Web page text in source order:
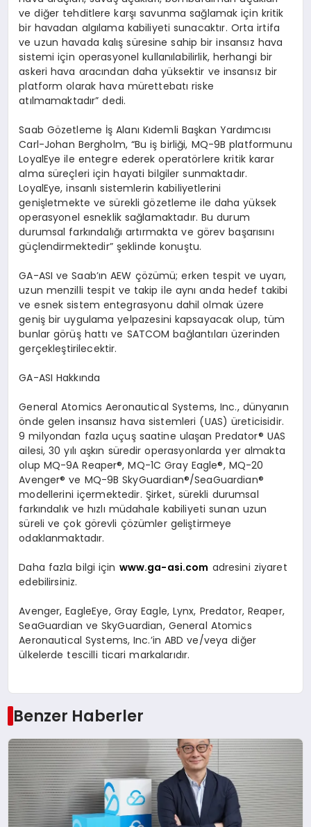
ve diğer tehditlere karşı savunma sağlamak için kritik
bir havadan algılama kabiliyeti sunacaktır. Orta irtifa
ve uzun havada kalış süresine sahip bir insansız hava
sistemi için operasyonel kullanılabilirlik, herhangi bir
askeri hava aracından daha yüksektir ve insansız bir
platform olarak hava mürettebatı riske
atılmamaktadır” dedi.
Saab Gözetleme İş Alanı Kıdemli Başkan Yardımcısı
Carl-Johan Bergholm, “Bu iş birliği, MQ-9B platformunu
LoyalEye ile entegre ederek operatörlere kritik karar
alma süreçleri için hayati bilgiler sunmaktadır.
LoyalEye, insanlı sistemlerin kabiliyetlerini
genişletmekte ve sürekli gözetleme ile daha yüksek
operasyonel esneklik sağlamaktadır. Bu durum
durumsal farkındalığı artırmakta ve görev başarısını
güçlendirmektedir” şeklinde konuştu.
GA-ASI ve Saab’ın AEW çözümü; erken tespit ve uyarı,
uzun menzilli tespit ve takip ile aynı anda hedef takibi
ve esnek sistem entegrasyonu dahil olmak üzere
geniş bir uygulama yelpazesini kapsayacak olup, tüm
bunlar görüş hattı ve SATCOM bağlantıları üzerinden
gerçekleştirilecektir.
GA-ASI Hakkında
General Atomics Aeronautical Systems, Inc., dünyanın
önde gelen insansız hava sistemleri (UAS) üreticisidir.
9 milyondan fazla uçuş saatine ulaşan Predator® UAS
ailesi, 30 yılı aşkın süredir operasyonlarda yer almakta
olup MQ-9A Reaper®, MQ-1C Gray Eagle®, MQ-20
Avenger® ve MQ-9B SkyGuardian®/SeaGuardian®
modellerini içermektedir. Şirket, sürekli durumsal
farkındalık ve hızlı müdahale kabiliyeti sunan uzun
süreli ve çok görevli çözümler geliştirmeye
odaklanmaktadır.
Daha fazla bilgi için www.ga-asi.com adresini ziyaret
edebilirsiniz.
Avenger, EagleEye, Gray Eagle, Lynx, Predator, Reaper,
SeaGuardian ve SkyGuardian, General Atomics
Aeronautical Systems, Inc.’in ABD ve/veya diğer
ülkelerde tescilli ticari markalarıdır.
Benzer Haberler